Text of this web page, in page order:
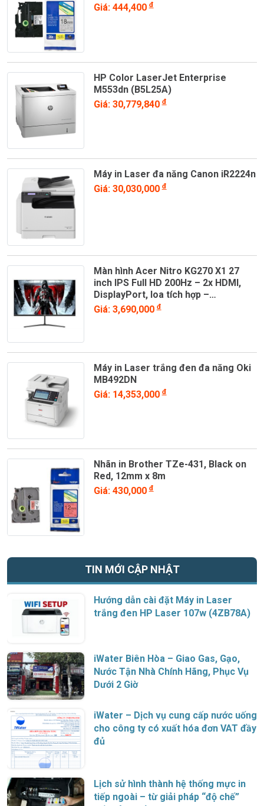
Giá: 444,400đ
HP Color LaserJet Enterprise
M553dn (B5L25A)
Giá: 30,779,840đ
Máy in Laser đa năng Canon iR2224n
Giá: 30,030,000đ
Màn hình Acer Nitro KG270 X1 27
inch IPS Full HD 200Hz – 2x HDMI,
DisplayPort, loa tích hợp –
UM.HX0SV.101
Giá: 3,690,000đ
Máy in Laser trắng đen đa năng Oki
MB492DN
Giá: 14,353,000đ
Nhãn in Brother TZe-431, Black on
Red, 12mm x 8m
Giá: 430,000đ
TIN MỚI CẬP NHẬT
Hướng dẫn cài đặt Máy in Laser
trắng đen HP Laser 107w (4ZB78A)
iWater Biên Hòa – Giao Gas, Gạo,
Nước Tận Nhà Chính Hãng, Phục Vụ
Dưới 2 Giờ
iWater – Dịch vụ cung cấp nước uống
cho công ty có xuất hóa đơn VAT đầy
đủ
Lịch sử hình thành hệ thống mực in
tiếp ngoài – từ giải pháp “độ chế”